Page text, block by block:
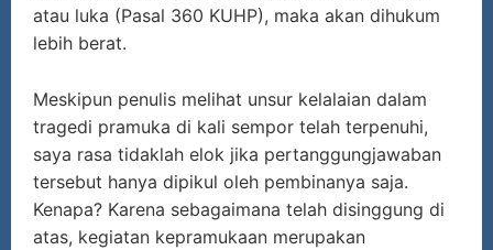
atau luka (Pasal 360 KUHP), maka akan dihukum
lebih berat.
Meskipun penulis melihat unsur kelalaian dalam
tragedi pramuka di kali sempor telah terpenuhi,
saya rasa tidaklah elok jika pertanggungjawaban
tersebut hanya dipikul oleh pembinanya saja.
Kenapa? Karena sebagaimana telah disinggung di
atas, kegiatan kepramukaan merupakan